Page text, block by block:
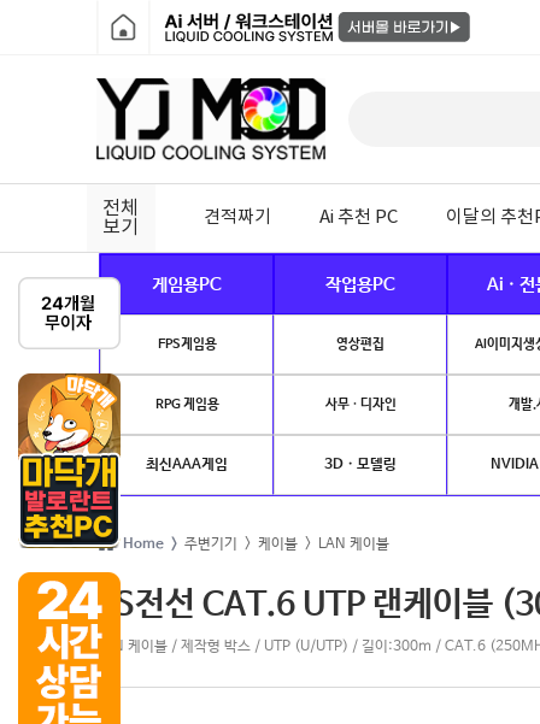
전체
보기
견적짜기 Ai 추천 PC 이달의 추천
게임용PC 작업용PC Ai · 전
FPS게임용 영상편집 AI이미지생
RPG 게임용 사무 · 디자인 개발.
최신AAA게임 3D · 모델링
Home > 주변기기 > 케이블 > LAN 케이블
LS전선 CAT.6 UTP 랜케이블
LAN 케이블 / 제작형 박스 / UTP (U/UTP) / 길이:300m / CAT.6